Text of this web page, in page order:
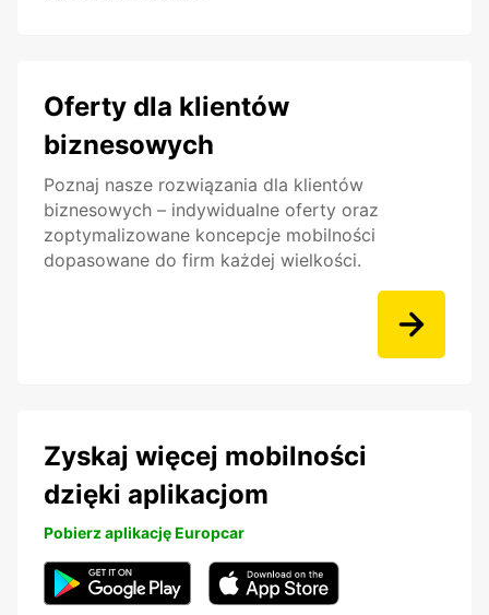
Oferty dla klientów
biznesowych
Poznaj nasze rozwiązania dla klientów
biznesowych – indywidualne oferty oraz
zoptymalizowane koncepcje mobilności
dopasowane do firm każdej wielkości.
Zyskaj więcej mobilności
dzięki aplikacjom
Pobierz aplikację Europcar